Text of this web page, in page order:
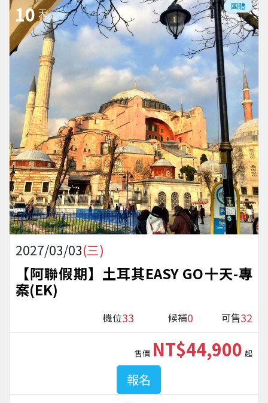
10 天
團體
2027/03/03(三)
【阿聯假期】土耳其EASY GO十天-專
案(EK)
機位33 候補0 可售32
售價 NT$44,900 起
報名